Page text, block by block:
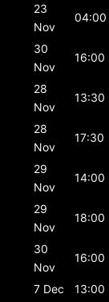
23
Nov
04:00
30
Nov
16:00
28
Nov
13:30
28
Nov
17:30
29
Nov
14:00
29
Nov
18:00
30
Nov
16:00
7 Dec
13:00